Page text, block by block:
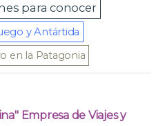
para conocer
y Antártida
en la Patagonia
Empresa de Viajes y